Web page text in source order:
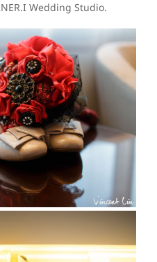
Wedding Studio.